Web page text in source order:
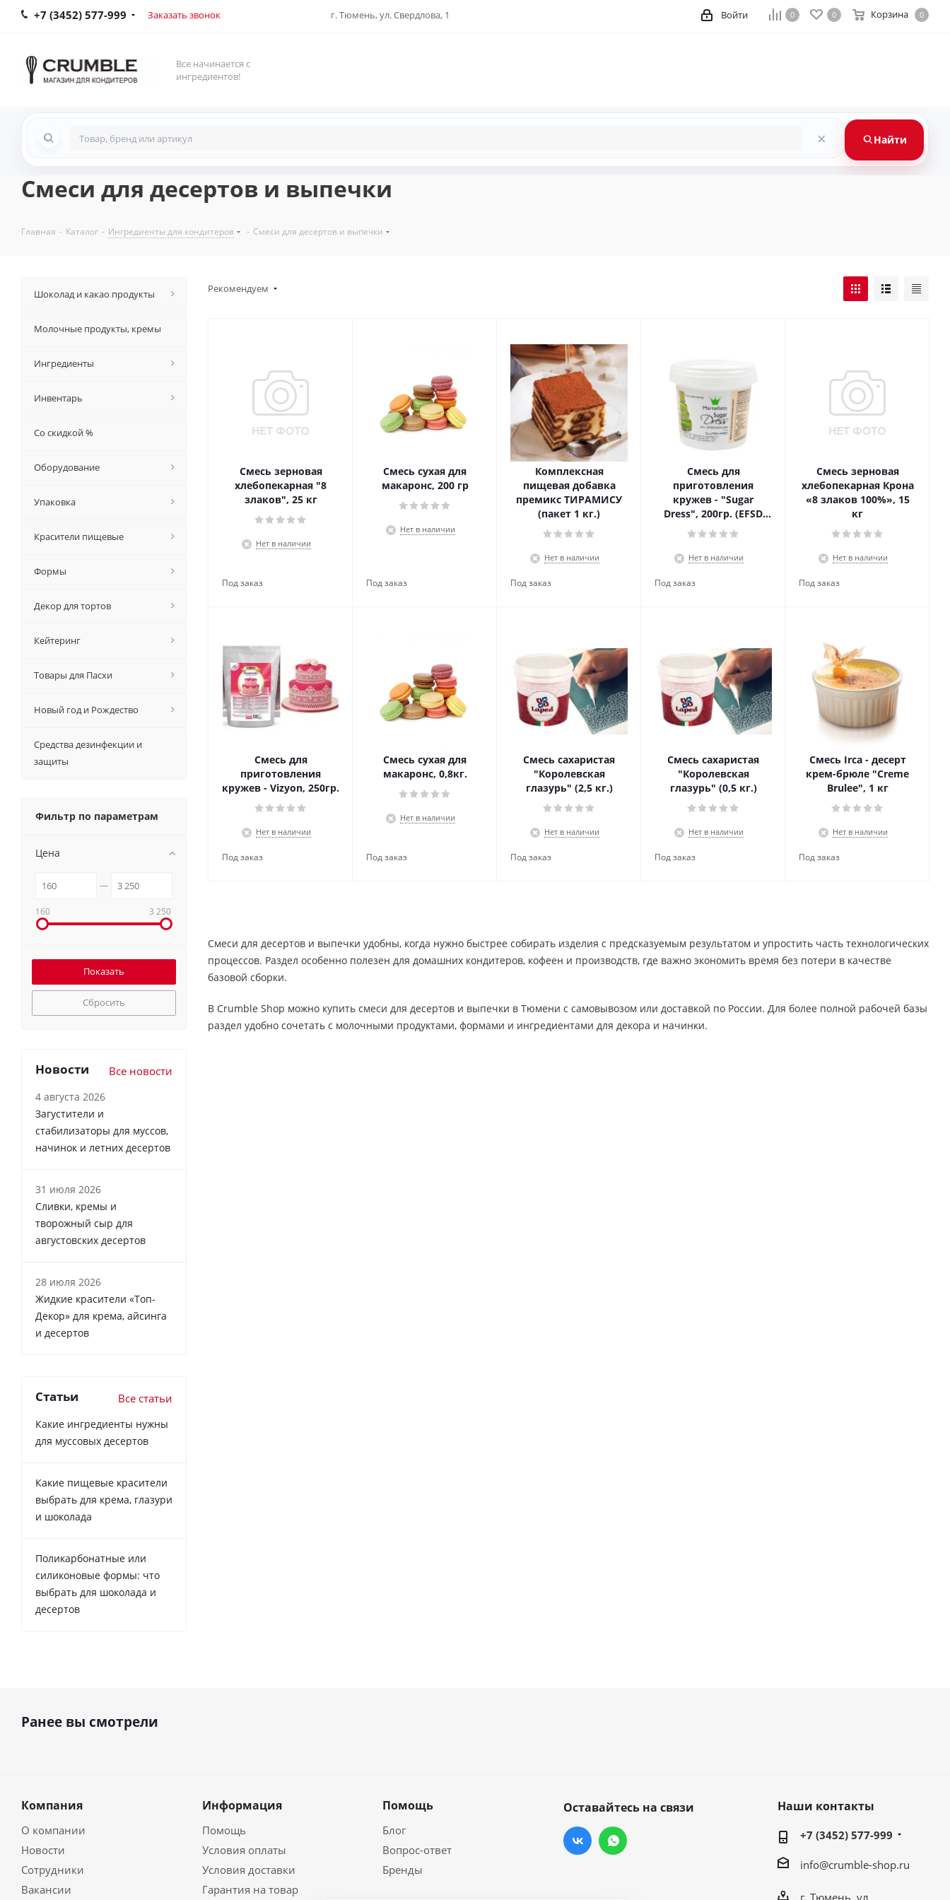
+7 (3452) 577-999 Заказать звонок г. Тюмень, ул. Свердлова, 1 0 0 Корзина 0
Войти
Все начинается с
ингредиентов!
× Найти
Смеси для десертов и выпечки
Главная - Каталог - Ингредиенты для кондитеров - Смеси для десертов и выпечки
Рекомендуем
Смесь зерновая
хлебопекарная "8
злаков", 25 кг
Нет в наличии
Смесь сухая для
макаронс, 200 гр
Нет в наличии
Комплексная
пищевая добавка
премикс ТИРАМИСУ
(пакет 1 кг.)
Нет в наличии
Смесь для
приготовления
кружев - "Sugar
Dress", 200гр. (EFSD
002)
Нет в наличии
Смесь зерновая
хлебопекарная Крона
«8 злаков 100%», 15
кг
Нет в наличии
Смесь для
приготовления
кружев - Vizyon, 250гр.
Нет в наличии
Смесь сухая для
макаронс, 0,8кг.
Нет в наличии
Смесь сахаристая
"Королевская
глазурь" (2,5 кг.)
Нет в наличии
Смесь сахаристая
"Королевская
глазурь" (0,5 кг.)
Нет в наличии
Смесь Irca - десерт
крем-брюле "Creme
Brulee", 1 кг
Нет в наличии
Смеси для десертов и выпечки удобны, когда нужно быстрее собирать изделия с предсказуемым результатом и упростить часть технологических
процессов. Раздел особенно полезен для домашних кондитеров, кофеен и производств, где важно экономить время без потери в качестве
базовой сборки.
В Crumble Shop можно купить смеси для десертов и выпечки в Тюмени с самовывозом или доставкой по России. Для более полной рабочей базы
раздел удобно сочетать с молочными продуктами, формами и ингредиентами для декора и начинки.
Шоколад и какао продукты
Молочные продукты, кремы
Ингредиенты
Инвентарь
Со скидкой %
Оборудование
Упаковка
Красители пищевые
Формы
Декор для тортов
Кейтеринг
Товары для Пасхи
Новый год и Рождество
Средства дезинфекции и
защиты
Фильтр по параметрам
Цена
160 3 250
Сбросить
Новости Все новости
4 августа 2026
Загустители и
стабилизаторы для муссов,
начинок и летних десертов
31 июля 2026
Сливки, кремы и
творожный сыр для
августовских десертов
28 июля 2026
Жидкие красители «Топ-
Декор» для крема, айсинга
и десертов
Статьи Все статьи
Какие ингредиенты нужны
для муссовых десертов
Какие пищевые красители
выбрать для крема, глазури
и шоколада
Поликарбонатные или
силиконовые формы: что
выбрать для шоколада и
десертов
Ранее вы смотрели
Компания
О компании
Новости
Сотрудники
Вакансии
Информация
Помощь
Условия оплаты
Условия доставки
Гарантия на товар
Помощь
Блог
Вопрос-ответ
Бренды
Оставайтесь на связи Наши контакты
+7 (3452) 577-999
info@crumble-shop.ru
г. Тюмень, ул.